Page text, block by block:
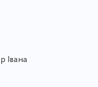
Івана